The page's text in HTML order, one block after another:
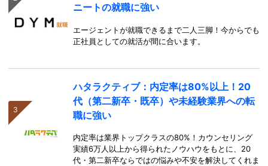
ニートの就職に強い
エージェントが就職できるまで二人三脚！今からでも
正社員としての就活が間に合います。
ハタラクティブ：内定率は80%以上！20
代（第二新卒・既卒）や未経験業界への転
職に強い
内定率は業界トップクラスの80%！カウンセリング
実績6万人以上から得られたノウハウをもとに、20
代・第二新卒ならではの悩みや不安を解決してくれま